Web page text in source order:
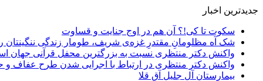
جدیدترین اخبار
سکوت تا کی!؟ آن هم در اوج جنایت و قساوت
شک آه مظلومانِ مقتدرِ غزه‌ی شریف، طومار زندگی ننگینتان
واکنش دکتر منتظری نسبت به بزرگترین محفل قرآنی جهان
واکنش دکتر منتظری در ارتباط با اجرایی شدن طرح عفاف و
بیمارستان آل جلیل آق قلا